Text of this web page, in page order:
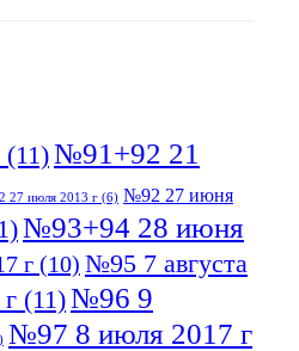
(11)№91+92 21
27 июля 2013 г (6) №92 27 июня
№93+94 28 июня
г (10) №95 7 августа
(11)№96 9
№97 8 июля 2017 г